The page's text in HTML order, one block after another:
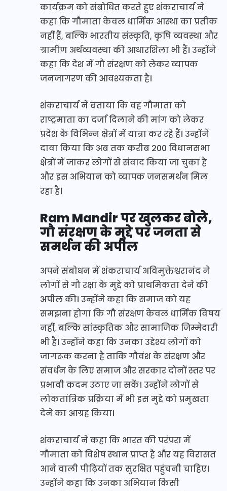
कार्यक्रम को संबोधित करते हुए शंकराचार्य ने
कहा कि गौमाता केवल धार्मिक आस्था का प्रतीक
नहीं हैं, बल्कि भारतीय संस्कृति, कृषि व्यवस्था और
ग्रामीण अर्थव्यवस्था की आधारशिला भी हैं। उन्होंने
कहा कि देश में गौ संरक्षण को लेकर व्यापक
जनजागरण की आवश्यकता है।
शंकराचार्य ने बताया कि वह गौमाता को
राष्ट्रमाता का दर्जा दिलाने की मांग को लेकर
प्रदेश के विभिन्न क्षेत्रों में यात्रा कर रहे हैं। उन्होंने
दावा किया कि अब तक करीब 200 विधानसभा
क्षेत्रों में जाकर लोगों से संवाद किया जा चुका है
और इस अभियान को व्यापक जनसमर्थन मिल
रहा है।
Ram Mandir पर खुलकर बोले,
गौ संरक्षण के मुद्दे पर जनता से
समर्थन की अपील
अपने संबोधन में शंकराचार्य अविमुक्तेश्वरानंद ने
लोगों से गौ रक्षा के मुद्दे को प्राथमिकता देने की
अपील की। उन्होंने कहा कि समाज को यह
समझना होगा कि गौ संरक्षण केवल धार्मिक विषय
नहीं, बल्कि सांस्कृतिक और सामाजिक जिम्मेदारी
भी है। उन्होंने कहा कि उनका उद्देश्य लोगों को
जागरूक करना है ताकि गौवंश के संरक्षण और
संवर्धन के लिए समाज और सरकार दोनों स्तर पर
प्रभावी कदम उठाए जा सकें। उन्होंने लोगों से
लोकतांत्रिक प्रक्रिया में भी इस मुद्दे को प्रमुखता
देने का आग्रह किया।
शंकराचार्य ने कहा कि भारत की परंपरा में
गौमाता को विशेष स्थान प्राप्त है और यह विरासत
आने वाली पीढ़ियों तक सुरक्षित पहुंचनी चाहिए।
उन्होंने कहा कि उनका अभियान किसी